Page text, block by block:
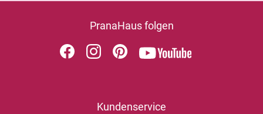
PranaHaus folgen
Kundenservice